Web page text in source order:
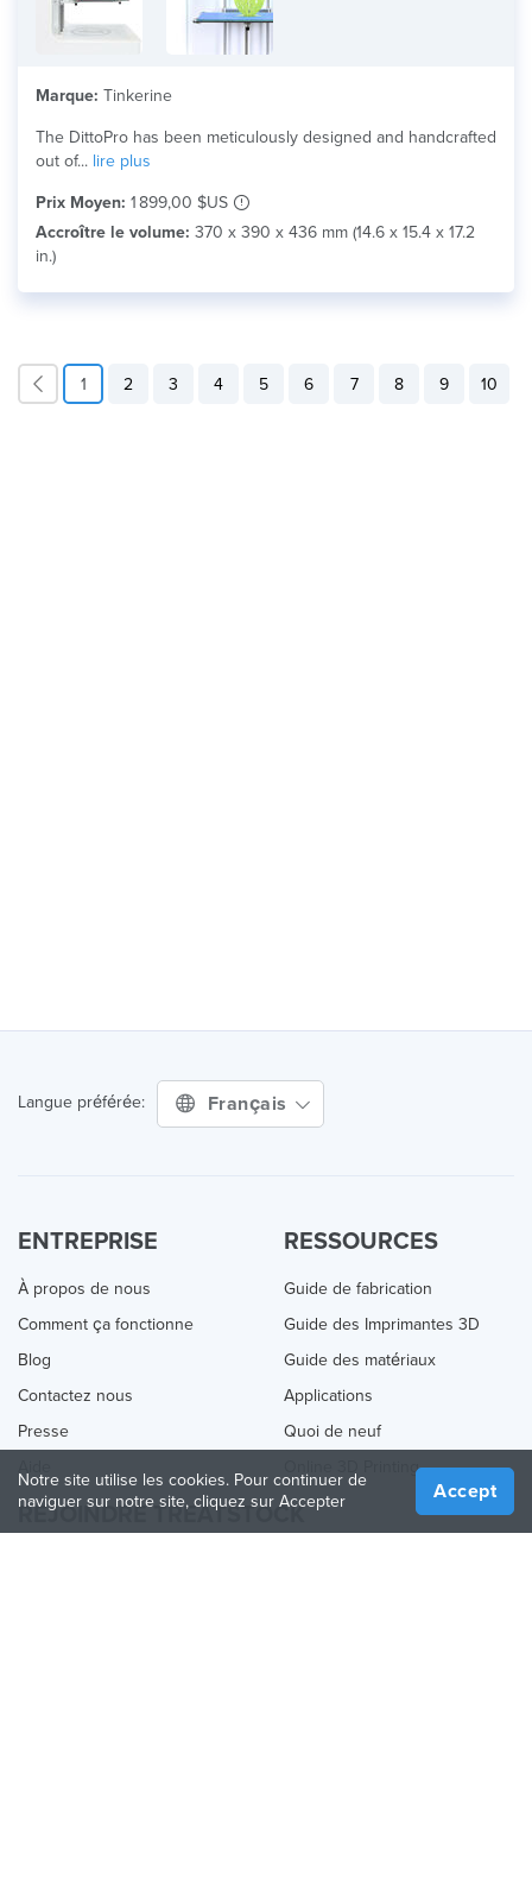
Marque: Tinkerine
The DittoPro has been meticulously designed and handcrafted
out of... lire plus
Prix Moyen: 1 899,00 $US
Accroître le volume: 370 x 390 x 436 mm (14.6 x 15.4 x 17.2
in.)
1 2 3 4 5 6 7 8 9 10
Langue préférée: Français
ENTREPRISE
À propos de nous
Comment ça fonctionne
Blog
Contactez nous
Presse
RESSOURCES
Guide de fabrication
Guide des Imprimantes 3D
Guide des matériaux
Applications
Quoi de neuf
Online 3D Printing
REJOINDRE TREATSTOCK
Notre site utilise les cookies. Pour continuer de
naviguer sur notre site, cliquez sur Accepter
Accept